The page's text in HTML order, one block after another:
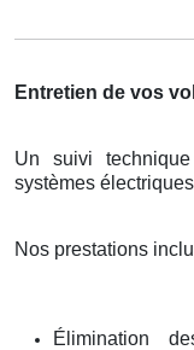
Entretien de vos
Un suivi
systèmes
Nos prestations
Élimination